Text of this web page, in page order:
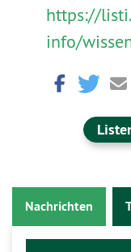
https://
info/
Nachrichten